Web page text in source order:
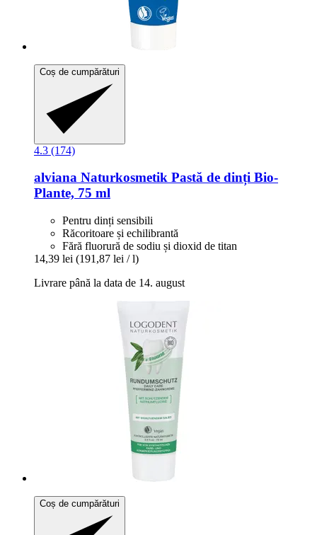
Coș de cumpărături
4.3 (174)
alviana Naturkosmetik Pastă de dinți Bio-​
Plante, 75 ml
Pentru dinți sensibili
Răcoritoare și echilibrantă
Fără fluorură de sodiu și dioxid de titan
14,39 lei (191,87 lei / l)
Livrare până la data de 14. august
Coș de cumpărături